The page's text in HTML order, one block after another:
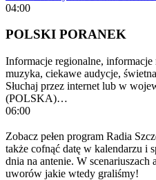
04:00
POLSKI PORANEK
Informacje regionalne,
muzyka, ciekawe audycje,
Słuchaj przez internet lub w
(POLSKA)…
06:00
Zobacz pełen program Radia
także cofnąć datę w kalendarzu i
dnia na antenie. W
uworów jakie wtedy graliśmy!